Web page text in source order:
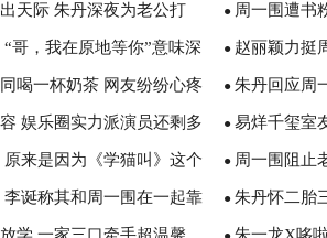
是这样说的！ 几岁？ 周一
天际 朱丹深夜为老公打 ● 周一围遭书
哥，我在原地等你”意味深 ● 赵丽颖力挺
喝一杯奶茶 网友纷纷心疼 ● 朱丹回应周
难道没事做了
娱乐圈实力派演员还剩多 ● 易烊千玺室
一围
来是因为《学猫叫》这个 ● 周一围阻止
诞称其和周一围在一起靠 ● 朱丹怀二胎